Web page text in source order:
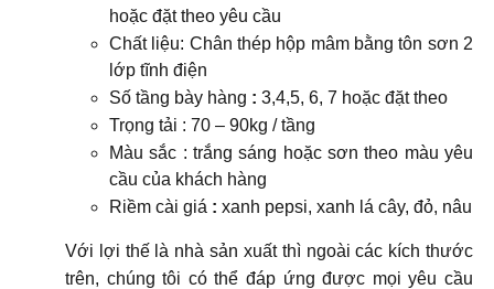
hoặc đặt theo yêu cầu
Chất liệu: Chân thép hộp mâm bằng tôn sơn 2
lớp tĩnh điện
Số tầng bày hàng : 3,4,5, 6, 7 hoặc đặt theo
Trọng tải : 70 – 90kg / tầng
Màu sắc : trắng sáng hoặc sơn theo màu yêu
cầu của khách hàng
Riềm cài giá : xanh pepsi, xanh lá cây, đỏ, nâu
Với lợi thế là nhà sản xuất thì ngoài các kích thước
trên, chúng tôi có thể đáp ứng được mọi yêu cầu